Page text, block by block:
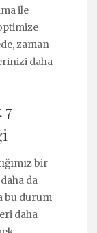
ile
zaman
daha
bir
da
bu durum
daha